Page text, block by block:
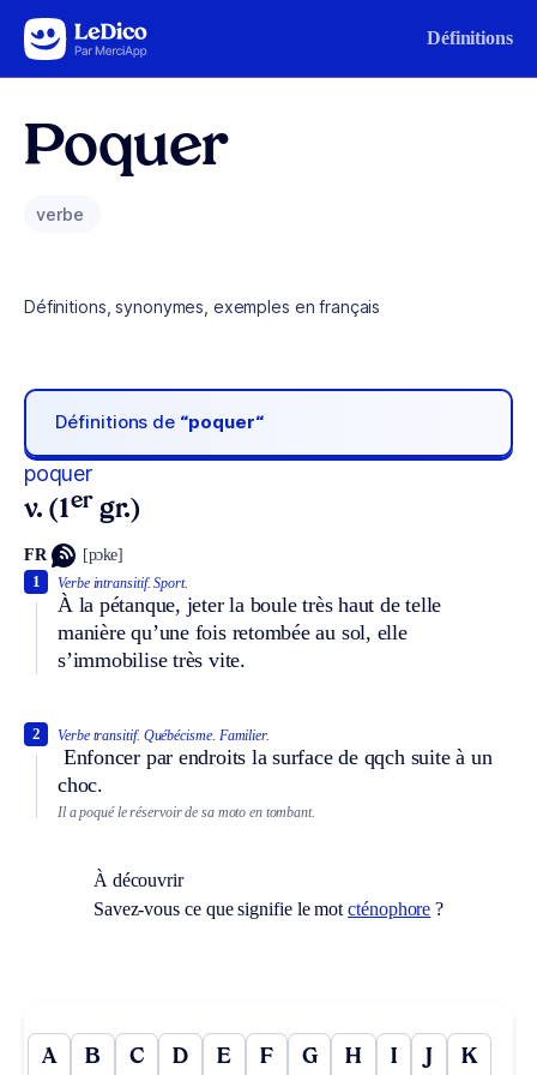
Aller au contenu Définitions
Poquer
verbe
Définitions, synonymes, exemples en français
Définitions de “poquer“
poquer
v. (1er gr.)
FR [pɔke]
Verbe intransitif. Sport.
À la pétanque, jeter la boule très haut de telle
manière qu’une fois retombée au sol, elle
s’immobilise très vite.
1
Verbe transitif. Québécisme. Familier.
Enfoncer par endroits la surface de qqch suite à un
choc.
2
Il a poqué le réservoir de sa moto en tombant.
À découvrir
Savez-vous ce que signifie le motcténophore ?
A B C D E F G H I J K